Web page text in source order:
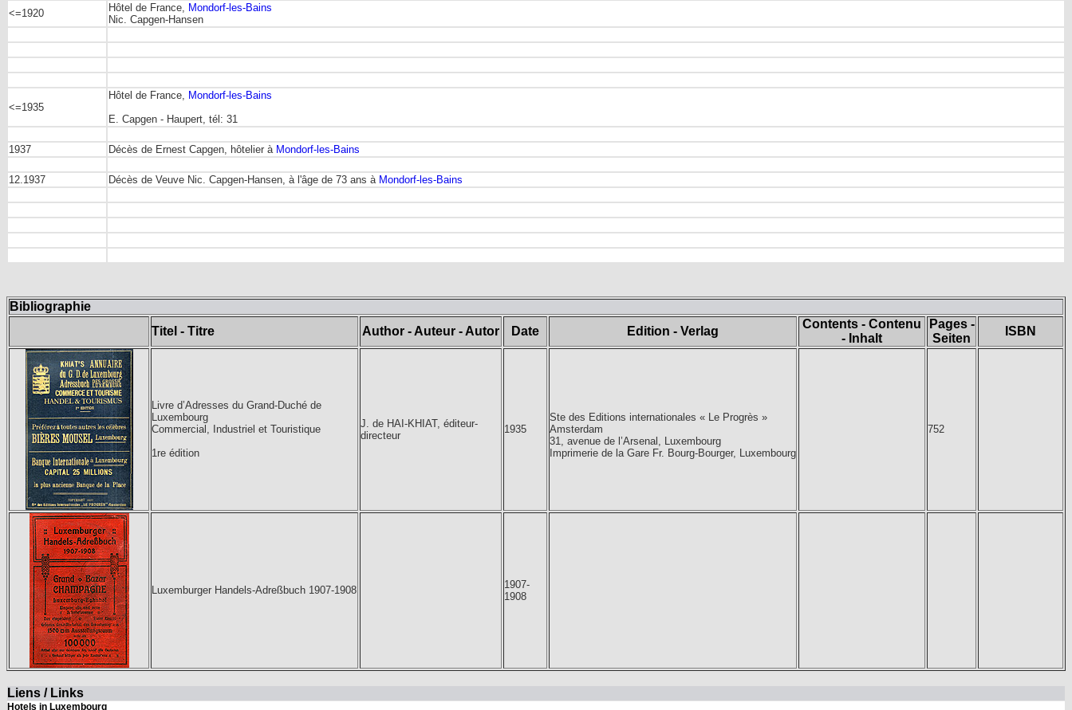
<=1920 Hôtel de France, Mondorf-les-Bains
Nic. Capgen-Hansen
<=1935
Hôtel de France, Mondorf-les-Bains
E. Capgen - Haupert, tél: 31
1937 Décès de Ernest Capgen, hôtelier à Mondorf-les-Bains
12.1937 Décès de Veuve Nic. Capgen-Hansen, à l'âge de 73 ans à Mondorf-les-Bains
Bibliographie
Titel - Titre
Author - Auteur - Autor Date Edition - Verlag
Contents - Contenu
- Inhalt
Pages -
Seiten
ISBN
Livre d’Adresses du Grand-Duché de
Luxembourg
Commercial, Industriel et Touristique
1re édition
J. de HAI-KHIAT, éditeur-
directeur
1935
Ste des Editions internationales « Le Progrès »
Amsterdam
31, avenue de l’Arsenal, Luxembourg
Imprimerie de la Gare Fr. Bourg-Bourger, Luxembourg
752
Luxemburger Handels-Adreßbuch 1907-1908
1907-
1908
Liens / Links
Hotels in Luxembourg